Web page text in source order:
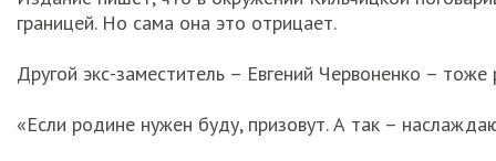
границей. Но сама она это отрицает.
Другой экс-заместитель – Евгений Червоненко –
«Если родине нужен буду, призовут. А так –